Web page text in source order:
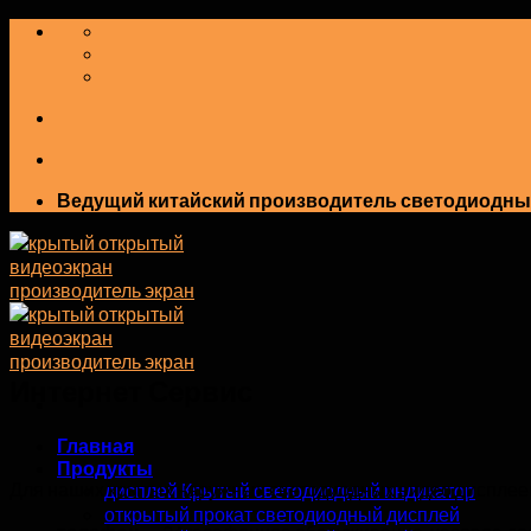
перейти
содержанию
Ведущий китайский производитель
Главная
Продукты
дисплей Крытый светодиодный индикатор
открытый прокат светодиодный дисплей
Для наших крытых наружных светодиодных видео